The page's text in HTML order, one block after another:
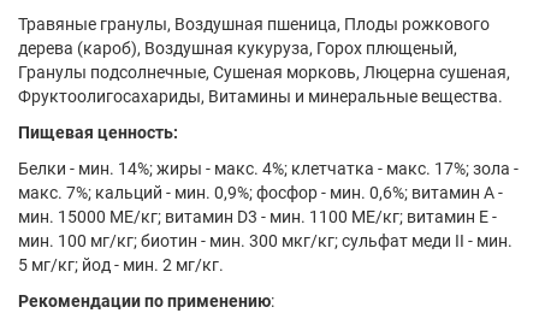
Травяные гранулы, Воздушная пшеница, Плоды рожкового
дерева (кароб), Воздушная кукуруза, Горох плющеный,
Гранулы подсолнечные, Сушеная морковь, Люцерна сушеная,
Фруктоолигосахариды, Витамины и минеральные вещества.
Пищевая ценность:
Белки - мин. 14%; жиры - макс. 4%; клетчатка - макс. 17%; зола -
макс. 7%; кальций - мин. 0,9%; фосфор - мин. 0,6%; витамин А -
мин. 15000 МЕ/кг; витамин D3 - мин. 1100 МЕ/кг; витамин Е -
мин. 100 мг/кг; биотин - мин. 300 мкг/кг; сульфат меди II - мин.
5 мг/кг; йод - мин. 2 мг/кг.
Рекомендации по применению: